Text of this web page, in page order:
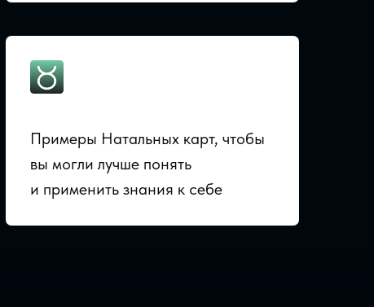
Примеры Натальных карт, чтобы
вы могли лучше понять
и применить знания к себе